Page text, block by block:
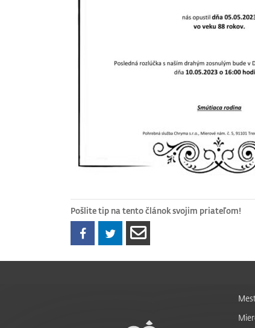
Pošlite tip na tento článok svojim priateľom!